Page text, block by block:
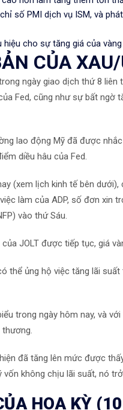
số PMI dịch vụ ISM, và
hiệu cho sự tăng giá của
CỦA
ngày giao dịch thứ 8
Fed, cũng như sự bất ngờ
lao động Mỹ đã được
diều hâu của Fed.
(xem lịch kinh tế bên
làm của ADP, số đơn xin
vào thứ Sáu.
JOLT được tiếp tục, giá
thể ủng hộ việc tăng lãi
trong ngày hôm nay, và
thương.
đã tăng lên mức được
không chịu lãi suất, nó
HOA KỲ